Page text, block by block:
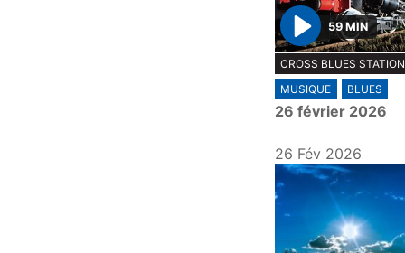
P
l
a
y
59 MIN
CROSS BLUES STATION
MUSIQUE
BLUES
26 février 2026
26 Fév 2026